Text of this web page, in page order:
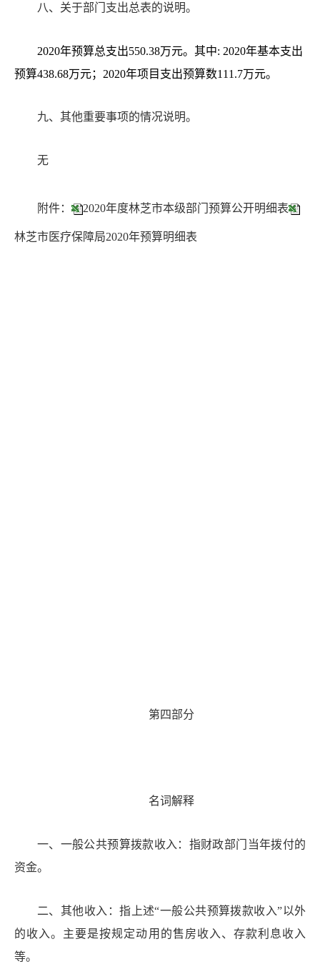
八、关于部门支出总表的说明。
2020年预算总支出550.38万元。其中: 2020年基本支出
预算438.68万元；2020年项目支出预算数111.7万元。
九、其他重要事项的情况说明。
无
附件： 2020年度林芝市本级部门预算公开明细表
林芝市医疗保障局2020年预算明细表
第四部分
名词解释
一、一般公共预算拨款收入：指财政部门
当年拨付的
资金。
二、其他收入 ：指 上述“一般公共预算拨款收入”以外
的收入。主要是按规定动用的售房收入、存款利息收入
等。